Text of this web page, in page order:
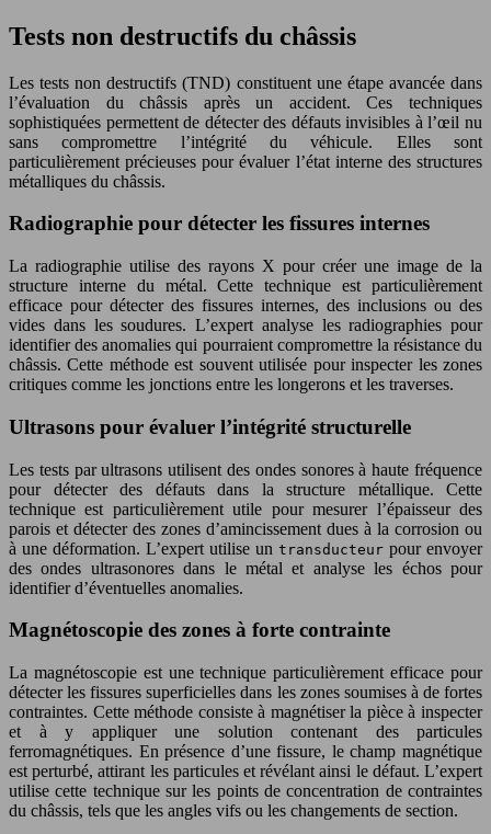
Tests non destructifs du châssis
Les tests non destructifs (TND) constituent une étape avancée dans
l’évaluation du châssis après un accident. Ces techniques
sophistiquées permettent de détecter des défauts invisibles à l’œil nu
sans compromettre l’intégrité du véhicule. Elles sont
particulièrement précieuses pour évaluer l’état interne des structures
métalliques du châssis.
Radiographie pour détecter les fissures internes
La radiographie utilise des rayons X pour créer une image de la
structure interne du métal. Cette technique est particulièrement
efficace pour détecter des fissures internes, des inclusions ou des
vides dans les soudures. L’expert analyse les radiographies pour
identifier des anomalies qui pourraient compromettre la résistance du
châssis. Cette méthode est souvent utilisée pour inspecter les zones
critiques comme les jonctions entre les longerons et les traverses.
Ultrasons pour évaluer l’intégrité structurelle
Les tests par ultrasons utilisent des ondes sonores à haute fréquence
pour détecter des défauts dans la structure métallique. Cette
technique est particulièrement utile pour mesurer l’épaisseur des
parois et détecter des zones d’amincissement dues à la corrosion ou
à une déformation. L’expert utilise un transducteur pour envoyer
des ondes ultrasonores dans le métal et analyse les échos pour
identifier d’éventuelles anomalies.
Magnétoscopie des zones à forte contrainte
La magnétoscopie est une technique particulièrement efficace pour
détecter les fissures superficielles dans les zones soumises à de fortes
contraintes. Cette méthode consiste à magnétiser la pièce à inspecter
et à y appliquer une solution contenant des particules
ferromagnétiques. En présence d’une fissure, le champ magnétique
est perturbé, attirant les particules et révélant ainsi le défaut. L’expert
utilise cette technique sur les points de concentration de contraintes
du châssis, tels que les angles vifs ou les changements de section.